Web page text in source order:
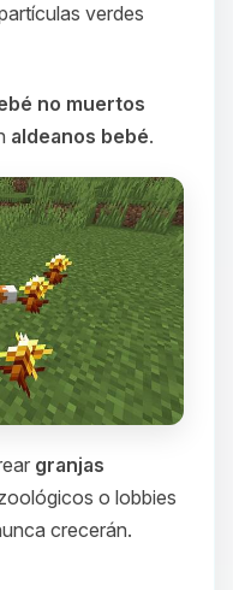
verdes
no muertos
aldeanos bebé.
granjas
zoológicos o lobbies
crecerán.